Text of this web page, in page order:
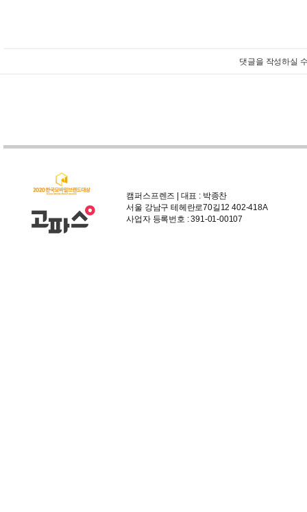
댓글을 작성하실
캠퍼스프렌즈 | 대표 : 박종찬
서울 강남구 테헤란로70길12 402-418A
사업자 등록번호 : 391-01-00107